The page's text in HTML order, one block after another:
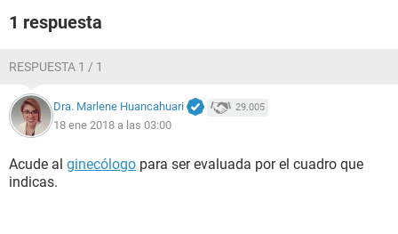
1 respuesta
RESPUESTA 1 / 1
Dra. Marlene Huancahuari 29.005
18 ene 2018 a las 03:00
Acude al ginecólogo para ser evaluada por el cuadro que
indicas.